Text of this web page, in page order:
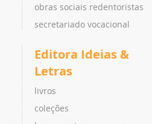
obras sociais redentoristas
secretariado vocacional
Editora Ideias &
Letras
livros
coleções